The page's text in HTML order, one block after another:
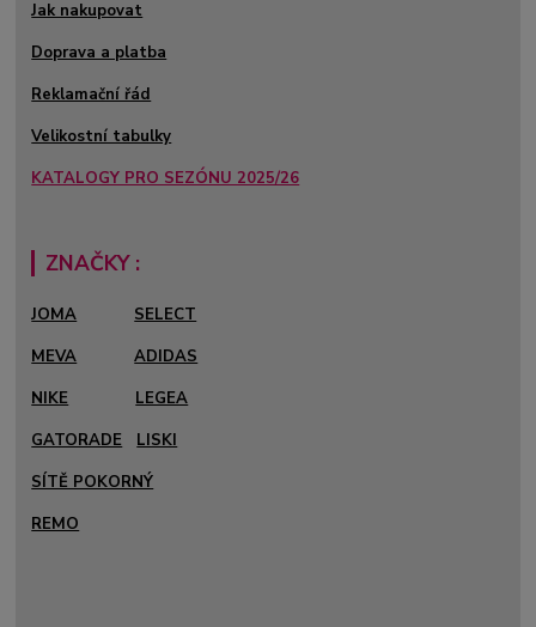
Jak nakupovat
Doprava a platba
Reklamační řád
Velikostní tabulky
KATALOGY PRO SEZÓNU 2025/26
ZNAČKY :
JOMA
SELECT
MEVA
ADIDAS
NIKE
LEGEA
GATORADE
LISKI
SÍTĚ POKORNÝ
REMO